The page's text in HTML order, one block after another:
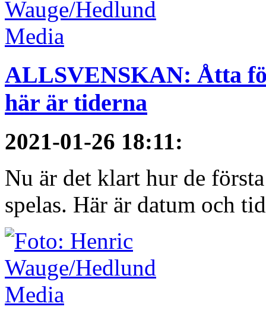
ALLSVENSKAN: Åtta
här är tiderna
2021-01-26 18:11:
Nu är det klart hur de
spelas. Här är datum och